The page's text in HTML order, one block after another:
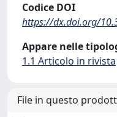
Codice DOI
https://dx.doi.org/
Appare nelle
1.1 Articolo in rivista
File in questo